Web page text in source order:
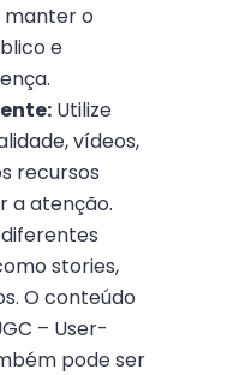
o
e
Utilize
vídeos,
recursos
a atenção.
stories,
O conteúdo
– User-
pode ser